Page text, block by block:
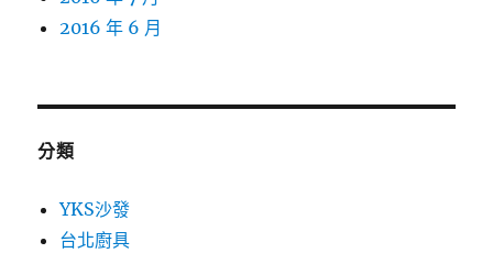
2016 年 6 月
分類
YKS沙發
台北廚具